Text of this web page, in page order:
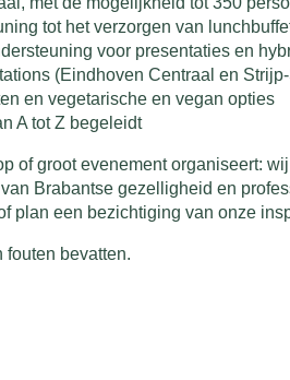
tot het verzorgen van
voor presentaties en
(Eindhoven Centraal en
en vegetarische en vegan opties
A tot Z begeleidt
of groot evenement organiseert:
Brabantse gezelligheid en
plan een bezichtiging van onze
fouten bevatten.